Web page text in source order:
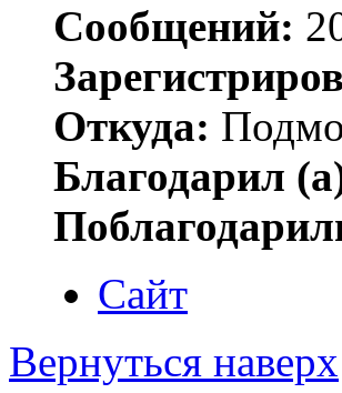
Сообщений:
Откуда:
Благодарил
Сайт
Вернуться наверх